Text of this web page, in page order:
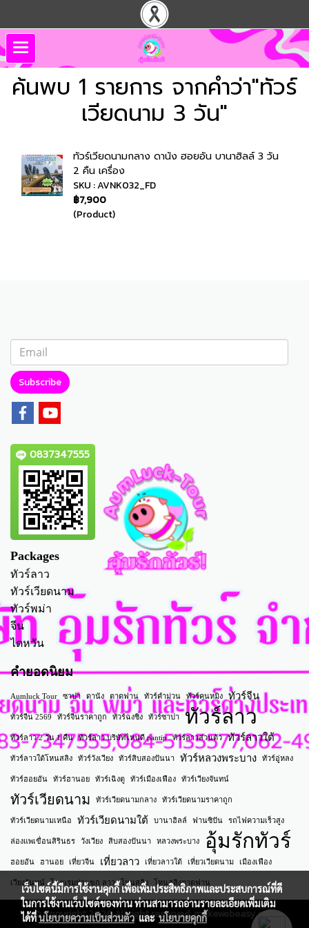
ค้นพบ 1 รายการ จากคำว่า"ทัวร์
เวียดนาม 3 วัน"
ทัวร์เวียดนามกลาง ดานัง ฮอยอัน บานาฮิลล์ 3 วัน
2 คืน เครื่อง
SKU : AVNK032_FD
฿7,900
(Product)
Subscribe
0837347555
Packages
ทัวร์ลาว
ทัวร์เวียดนาม
ทัวร์พม่า
จีน
ไตหวัน
คำยอดนิยม
Aumluck Tour ซาปา ดานัง ตาดฟาน ทัวร์คำม่วน ทัวร์คุนหมิง ทัวร์จีน
ทัวร์จีน 2569 ทัวร์จีนราคาถูก ทัวร์ฉงชิ่ง ทัวร์ซาปา ทัวร์ลาว
ทัวร์ลาว 2 วัน 1 คืน ทัวร์ลาว บริษัทไหนดี pantip ทัวร์ลาวส่วนตัว ทัวร์ลาวใต้
ทัวร์ลาวใต้โหนสลิง ทัวร์วังเวียง ทัวร์สิบสองปันนา ทัวร์หลวงพระบาง ทัวร์อู่หลง
ทัวร์ฮอยอัน ทัวร์ฮานอย ทัวร์เฉิงตู ทัวร์เมืองเฟือง ทัวร์เวียงจันทน์
ทัวร์เวียดนาม ทัวร์เวียดนามกลาง ทัวร์เวียดนามราคาถูก
ทัวร์เวียดนามเหนือ ทัวร์เวียดนามใต้ บานาฮิลล์ ฟานซิปัน รถไฟความเร็วสูง
ล่องแพเขื่อนสิรินธร วังเวียง สิบสองปันนา หลวงพระบาง อุ้มรักทัวร์
ฮอยอัน ฮานอย เที่ยวจีน เที่ยวลาว เที่ยวลาวใต้ เที่ยวเวียดนาม เมืองเฟือง
เวียงจันทน์ โรงแรมท่าแขก ลาว โหนสลิง โหนสลิงตาดฟาน
© Copyright 2026 All right reserved. makewebeasy.com
เว็บไซต์นี้มีการใช้งานคุกกี้ เพื่อเพิ่มประสิทธิภาพและประสบการณ์ที่ดี
ในการใช้งานเว็บไซต์ของท่าน ท่านสามารถอ่านรายละเอียดเพิ่มเติม
ได้ที่นโยบายความเป็นส่วนตัว และ นโยบายคุกกี้